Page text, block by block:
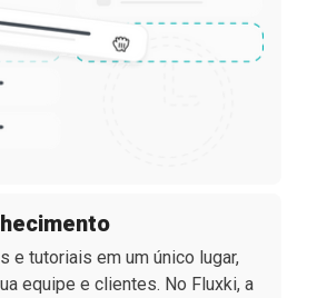
e tutoriais em um único lugar,
equipe e clientes. No Fluxki, a